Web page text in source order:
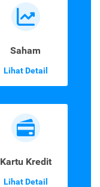
Saham
Lihat Detail
Kartu Kredit
Lihat Detail